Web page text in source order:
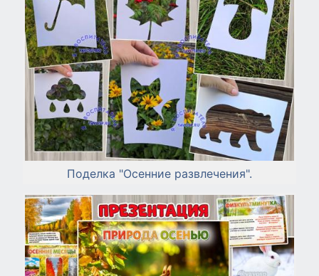
Поделка "Осенние развлечения".